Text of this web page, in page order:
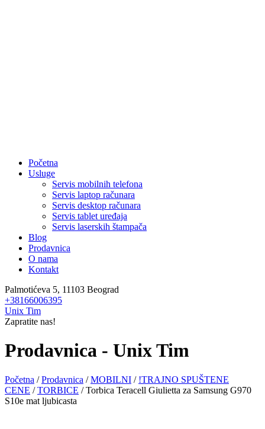
Početna
Usluge
Servis mobilnih telefona
Servis laptop računara
Servis desktop računara
Servis tablet uređaja
Servis laserskih štampača
Blog
Prodavnica
O nama
Kontakt
Palmotićeva 5, 11103 Beograd
+38166006395
Unix Tim
Zapratite nas!
Prodavnica - Unix Tim
Početna /Prodavnica /MOBILNI / !TRAJNO SPUŠTENE
CENE /TORBICE / Torbica Teracell Giulietta za Samsung G970
S10e mat ljubicasta